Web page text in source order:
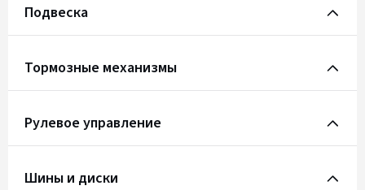
Подвеска
Тормозные механизмы
Рулевое управление
Шины и диски